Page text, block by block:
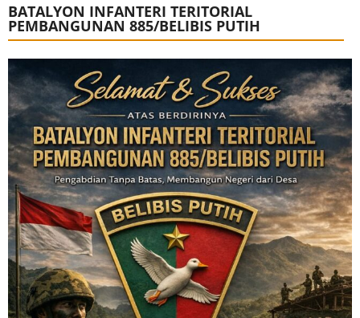
BATALYON INFANTERI TERITORIAL
PEMBANGUNAN 885/BELIBIS PUTIH